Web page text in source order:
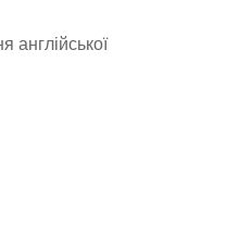
англійської